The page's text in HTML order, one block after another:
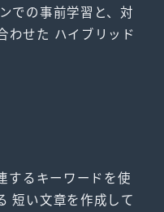
での事前学習と、対
わせた ハイブリッド
するキーワードを使
短い文章を作成して